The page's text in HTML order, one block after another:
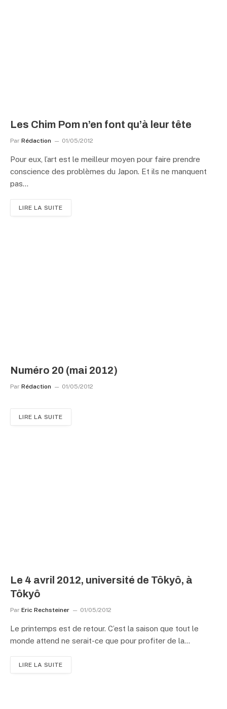
Les Chim Pom n’en font qu’à leur tête
Par Rédaction 01/05/2012
Pour eux, l’art est le meilleur moyen pour faire prendre
conscience des problèmes du Japon. Et ils ne manquent
pas…
LIRE LA SUITE
Numéro 20 (mai 2012)
Par Rédaction 01/05/2012
LIRE LA SUITE
Le 4 avril 2012, université de Tôkyô, à
Tôkyô
Par Eric Rechsteiner 01/05/2012
Le printemps est de retour. C’est la saison que tout le
monde attend ne serait-ce que pour profiter de la…
LIRE LA SUITE